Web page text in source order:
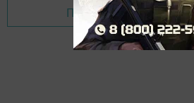
Перейти на страницу